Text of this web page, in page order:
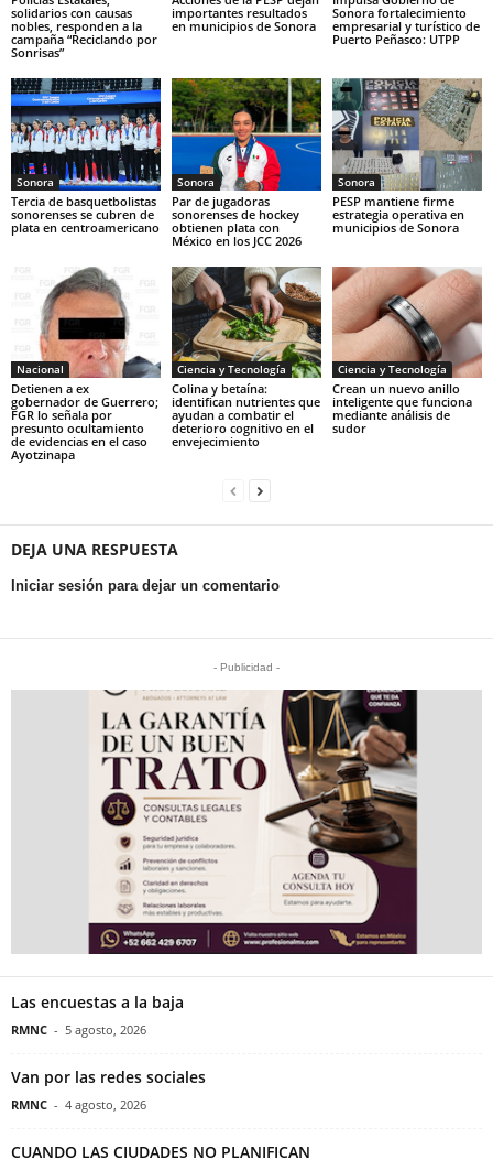
solidarios con causas
nobles, responden a la
campaña “Reciclando por
Sonrisas”
importantes resultados
en municipios de Sonora
Sonora fortalecimiento
empresarial y turístico de
Puerto Peñasco: UTPP
Sonora
Tercia de basquetbolistas
sonorenses se cubren de
plata en centroamericano
Sonora
Par de jugadoras
sonorenses de hockey
obtienen plata con
México en los JCC 2026
Sonora
PESP mantiene firme
estrategia operativa en
municipios de Sonora
Nacional
Detienen a ex
gobernador de Guerrero;
FGR lo señala por
presunto ocultamiento
de evidencias en el caso
Ayotzinapa
Ciencia y Tecnología
Colina y betaína:
identifican nutrientes que
ayudan a combatir el
deterioro cognitivo en el
envejecimiento
Ciencia y Tecnología
Crean un nuevo anillo
inteligente que funciona
mediante análisis de
sudor
DEJA UNA RESPUESTA
Iniciar sesión para dejar un comentario
- Publicidad -
Las encuestas a la baja
RMNC - 5 agosto, 2026
Van por las redes sociales
RMNC - 4 agosto, 2026
CUANDO LAS CIUDADES NO PLANIFICAN